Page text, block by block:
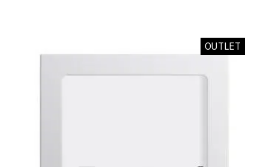
OUTLET